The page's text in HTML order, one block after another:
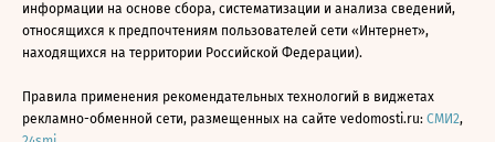
информации на основе сбора, систематизации и анализа сведений,
относящихся к предпочтениям пользователей сети «Интернет»,
находящихся на территории Российской Федерации).
Правила применения рекомендательных технологий в виджетах
рекламно-обменной сети, размещенных на сайте vedomosti.ru: СМИ2,